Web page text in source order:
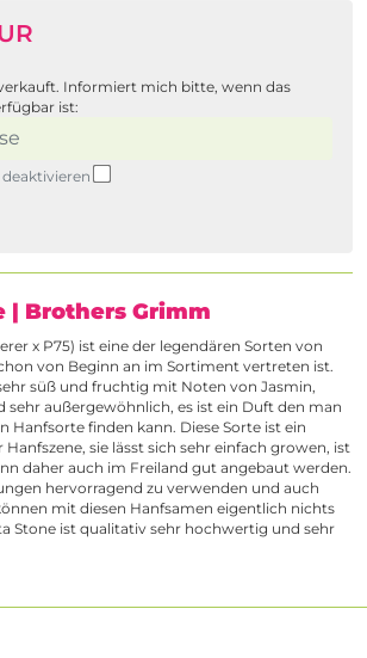
Informiert mich bitte, wenn das
ist:
| Brothers Grimm
x P75) ist eine der legendären Sorten von
von Beginn an im Sortiment vertreten ist.
süß und fruchtig mit Noten von Jasmin,
sehr außergewöhnlich, es ist ein Duft den man
Hanfsorte finden kann. Diese Sorte ist ein
sie lässt sich sehr einfach growen, ist
daher auch im Freiland gut angebaut werden.
hervorragend zu verwenden und auch
mit diesen Hanfsamen eigentlich nichts
Stone ist qualitativ sehr hochwertig und sehr